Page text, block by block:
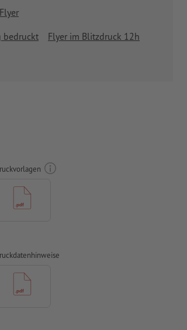
bedruckt Flyer im Blitzdruck 12h